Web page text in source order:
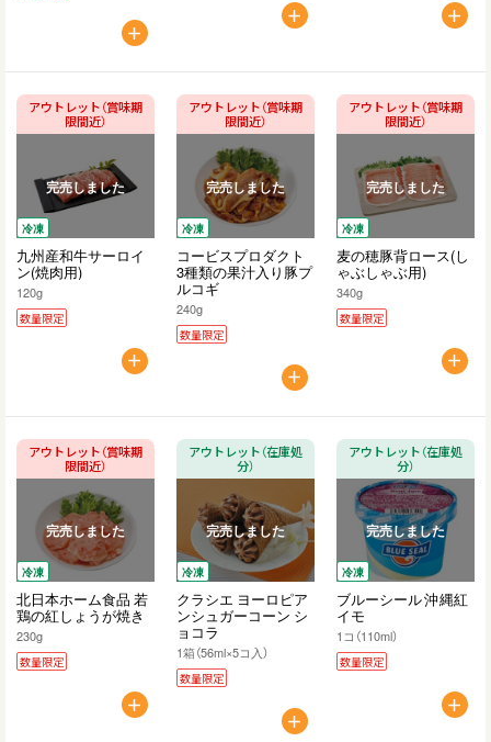
アウトレット（賞味期
限間近）
完売しました
冷凍
九州産和牛サーロイ
ン(焼肉用)
120g
数量限定
アウトレット（賞味期
限間近）
完売しました
冷凍
コービスプロダクト
3種類の果汁入り豚プ
ルコギ
240g
数量限定
アウトレット（賞味期
限間近）
完売しました
冷凍
麦の穂豚背ロース(し
ゃぶしゃぶ用)
340g
数量限定
アウトレット（賞味期
限間近）
完売しました
冷凍
北日本ホーム食品 若
鶏の紅しょうが焼き
230g
数量限定
アウトレット（在庫処
分）
完売しました
冷凍
クラシエ ヨーロピア
ンシュガーコーン シ
ョコラ
1箱（56ml×5コ入）
数量限定
アウトレット（在庫処
分）
完売しました
冷凍
ブルーシール 沖縄紅
イモ
1コ（110ml）
数量限定